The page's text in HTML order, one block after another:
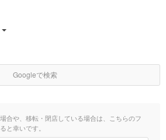
Googleで検索
合や、移転・閉店している場合は、こちらのフ
と幸いです。